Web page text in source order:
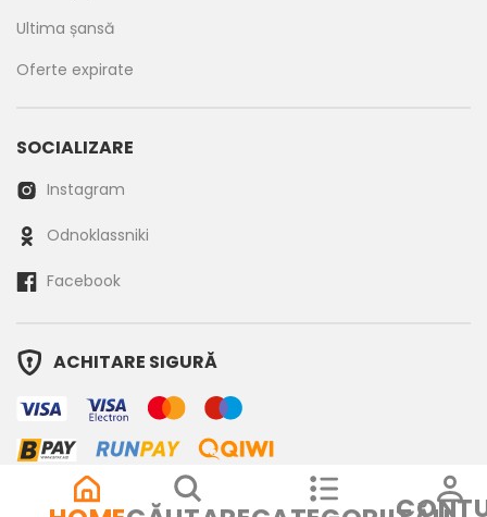
Ultima șansă
Oferte expirate
SOCIALIZARE
Instagram
Odnoklassniki
Facebook
ACHITARE SIGURĂ